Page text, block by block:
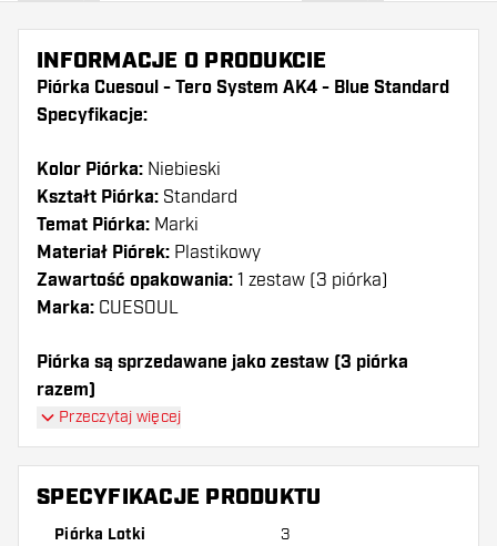
INFORMACJE O PRODUKCIE
Piórka Cuesoul - Tero System AK4 - Blue Standard
Specyfikacje:
Kolor Piórka: Niebieski
Kształt Piórka: Standard
Temat Piórka: Marki
Materiał Piórek: Plastikowy
Zawartość opakowania: 1 zestaw (3 piórka)
Marka: CUESOUL
Piórka są sprzedawane jako zestaw (3 piórka
razem)
Piórka Cuesoul - Tero System AK4 - Blue Standard
mają długą żywotność. Te piórka mogą być używane
tylko z shafty Cuesoul.
Dartshopper tip!
Przeczytaj więcej
SPECYFIKACJE PRODUKTU
Piórka Lotki 3